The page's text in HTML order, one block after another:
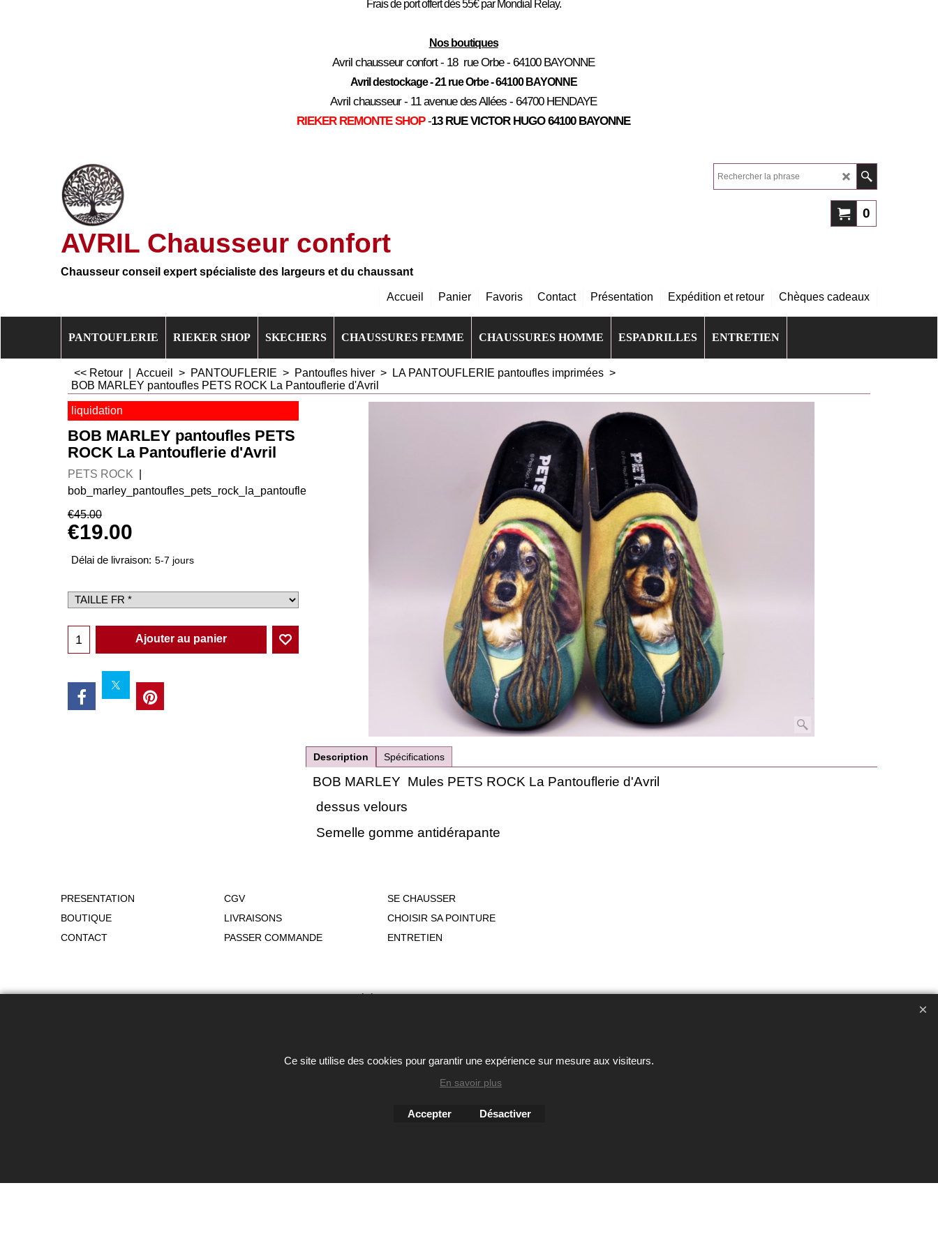
Frais de port offert dès 55€ par Mondial Relay.
Nos boutiques
Avril chausseur confort - 18 rue Orbe - 64100 BAYONNE
Avril destockage - 21 rue Orbe - 64100 BAYONNE
Avril chausseur - 11 avenue des Allées - 64700 HENDAYE
RIEKER REMONTE SHOP -13 RUE VICTOR HUGO 64100 BAYONNE
AVRIL Chausseur confort
Chausseur conseil expert spécialiste des largeurs et du chaussant
0
Accueil Panier Favoris Contact Présentation Expédition et retour Chèques cadeaux
PANTOUFLERIE RIEKER SHOP SKECHERS CHAUSSURES FEMME CHAUSSURES HOMME ESPADRILLES ENTRETIEN
<< Retour Accueil > PANTOUFLERIE > Pantoufles hiver > LA PANTOUFLERIE pantoufles imprimées >
BOB MARLEY pantoufles PETS ROCK La Pantouflerie d'Avril
liquidation
BOB MARLEY pantoufles PETS
ROCK La Pantouflerie d'Avril
PETS ROCK
bob_marley_pantoufles_pets_rock_la_pantouflerie
€45.00
€19.00
Délai de livraison: 5-7 jours
Ajouter au panier
Description Spécifications
BOB MARLEY Mules PETS ROCK La Pantouflerie d'Avril
dessus velours
Semelle gomme antidérapante
PRESENTATION
BOUTIQUE
CONTACT
CGV
LIVRAISONS
PASSER COMMANDE
SE CHAUSSER
CHOISIR SA POINTURE
ENTRETIEN
eCommerce ShopFactory
Ce site utilise des cookies pour garantir une expérience sur mesure aux visiteurs.
En savoir plus
Accepter Désactiver